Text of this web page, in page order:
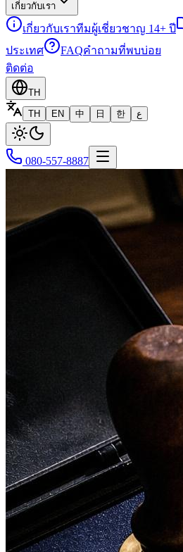
เกี่ยวกับเรา
เกี่ยวกับเราทีมผู้เชี่ยวชาญ 14+ ปี
ประเทศ
FAQคำถามที่พบบ่อย
ติดต่อ
TH
TH
EN 中 日 한 ع
080-557-8887